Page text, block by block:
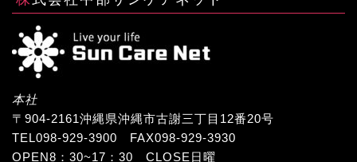
本社
〒904-2161沖縄県沖縄市古謝三丁目12番20号
TEL098-929-3900 FAX098-929-3930
OPEN8：30~17：30 CLOSE日曜